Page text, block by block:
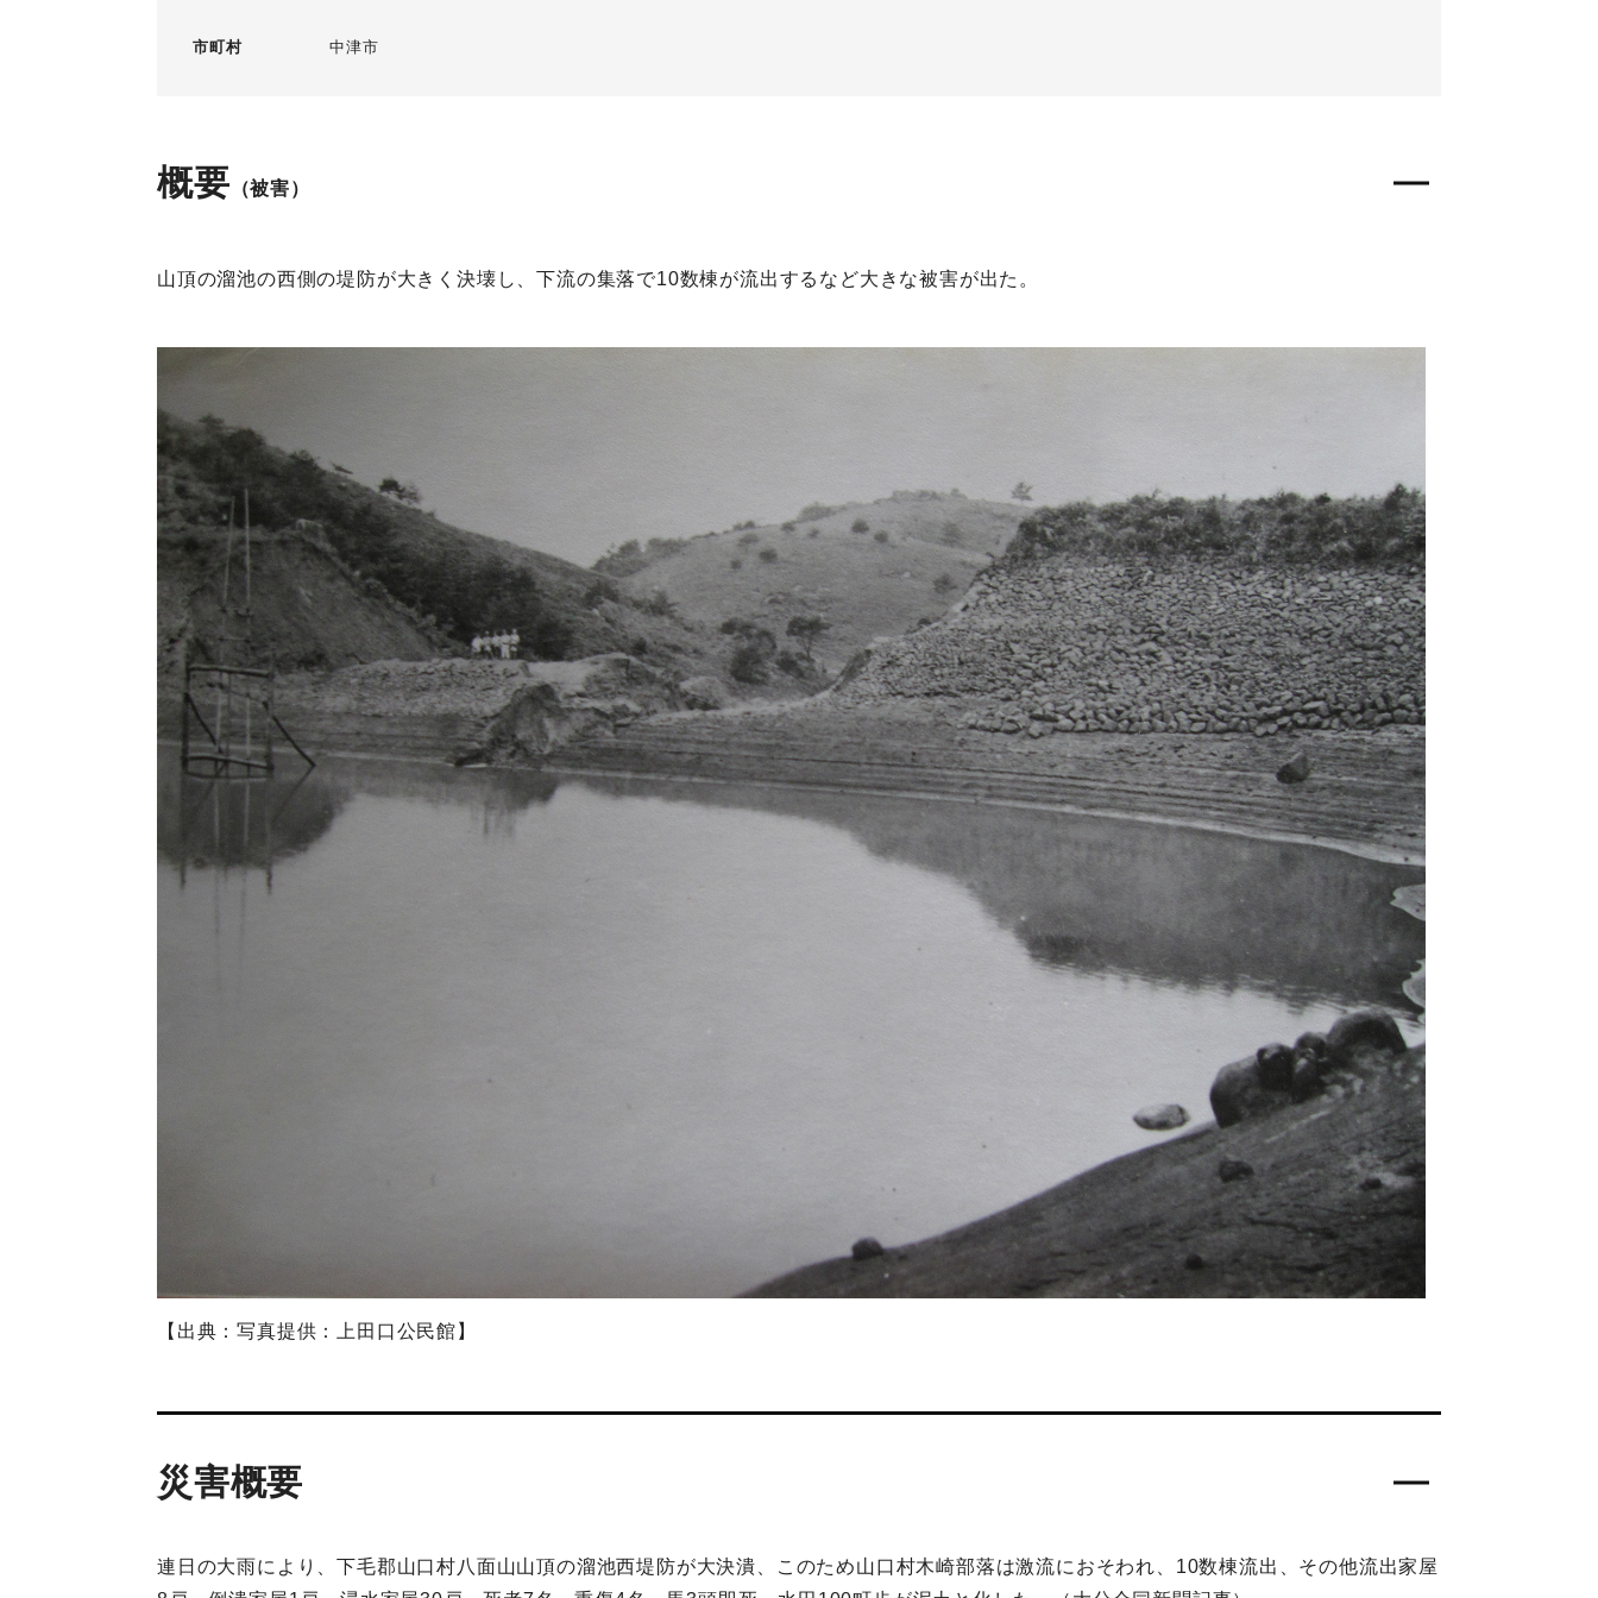
市町村 中津市
概要 （被害）
山頂の溜池の西側の堤防が大きく決壊し、下流の集落で10数棟が流出するなど大きな被害が出た。
【出典：写真提供：上田口公民館】
災害概要
連日の大雨により、下毛郡山口村八面山山頂の溜池西堤防が大決潰、このため山口村木崎部落は激流におそわれ、10数棟流出、その他流出家屋